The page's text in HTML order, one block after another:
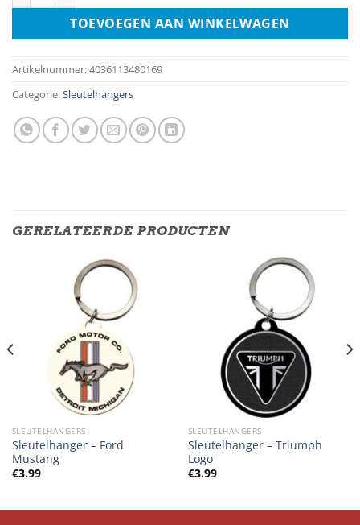
TOEVOEGEN AAN WINKELWAGEN
Artikelnummer:4036113480169
Categorie:Sleutelhangers
GERELATEERDE PRODUCTEN
SLEUTELHANGERS
Sleutelhanger – Ford
Mustang
€3.99
SLEUTELHANGERS
Sleutelhanger – Triumph
Logo
€3.99